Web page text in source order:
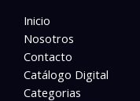
Inicio
Nosotros
Contacto
Catálogo Digital
Categorias